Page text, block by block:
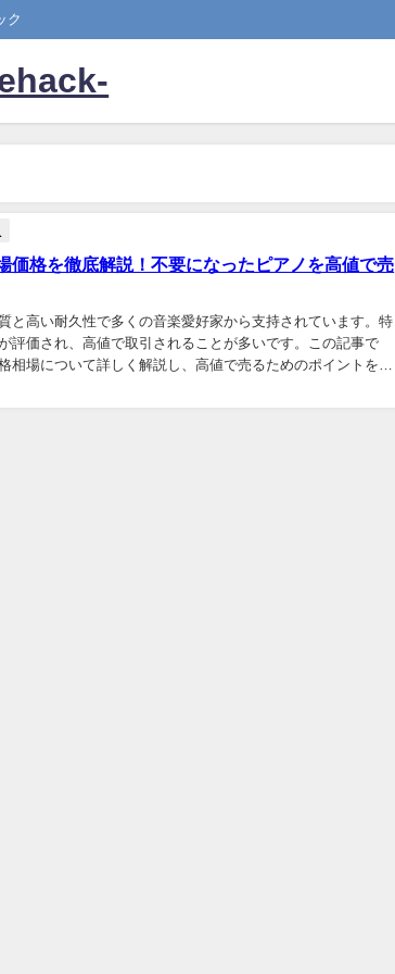
ク
価格を徹底解説！不要になったピアノを高値で売
と高い耐久性で多くの音楽愛好家から支持されています。特
評価され、高値で取引されることが多いです。この記事で
相場について詳しく解説し、高値で売るためのポイントをお
取相場や価格の現状 中古市場で...